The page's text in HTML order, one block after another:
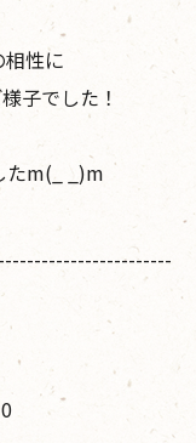
性に
子でした！
たm(_ _)m